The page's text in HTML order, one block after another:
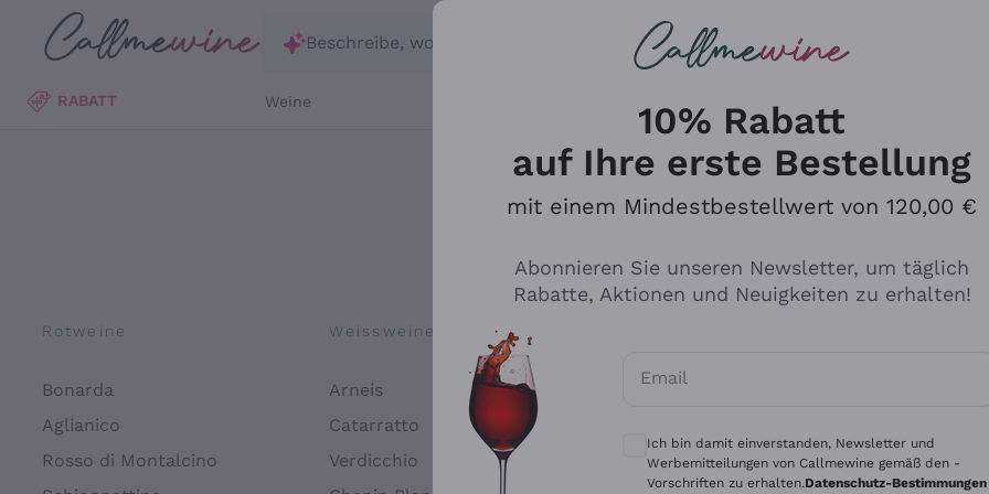
Zum Hauptinhalt springen
Beschreibe, wonach du suchst
RABATT Weine
Rotweine
Bonarda
Aglianico
Rosso di Montalcino
Weissweine
Arneis
Catarratto
Verdicchio
Tenuta San Leonardo
Alessandra Divella
Für
10% Rabatt
auf Ihre erste Bestellung
mit einem Mindestbestellwert von 120,00 €
Abonnieren Sie unseren Newsletter, um täglich
Rabatte, Aktionen und Neuigkeiten zu erhalten!
Email
Optionale Einwilligungen zum Erhalt von
Ich bin damit einverstanden, Newsletter und
Werbemitteilungen von Callmewine gemäß den -
Vorschriften zu erhalten.Datenschutz-Bestimmungen